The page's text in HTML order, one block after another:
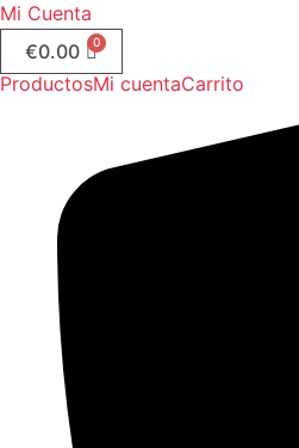
Mi Cuenta
€0.00
ProductosMi cuentaCarrito